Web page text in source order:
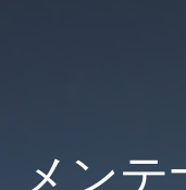
メンテ